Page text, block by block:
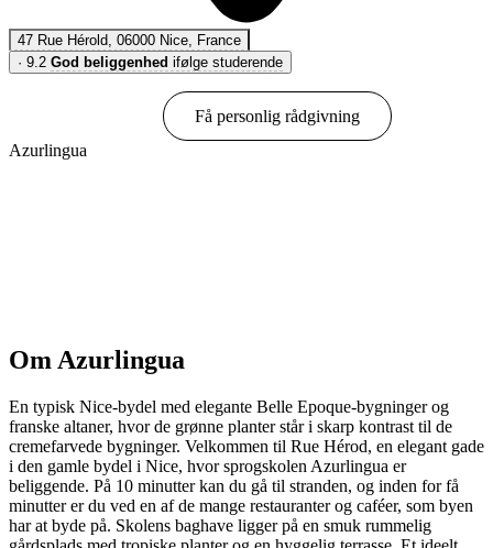
47 Rue Hérold, 06000 Nice, France
· 9.2 God beliggenhed ifølge studerende
Få personlig rådgivning
Azurlingua
Om Azurlingua
En typisk Nice-bydel med elegante Belle Epoque-bygninger og
franske altaner, hvor de grønne planter står i skarp kontrast til de
cremefarvede bygninger. Velkommen til Rue Hérod, en elegant gade
i den gamle bydel i Nice, hvor sprogskolen Azurlingua er
beliggende. På 10 minutter kan du gå til stranden, og inden for få
minutter er du ved en af de mange restauranter og caféer, som byen
har at byde på. Skolens baghave ligger på en smuk rummelig